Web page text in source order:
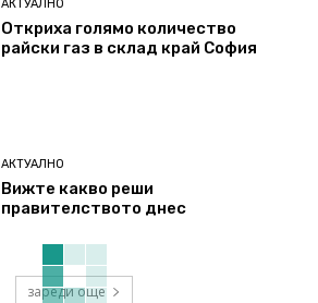
АКТУАЛНО
Откриха голямо количество
райски газ в склад край София
АКТУАЛНО
Вижте какво реши
правителството днес
зареди още